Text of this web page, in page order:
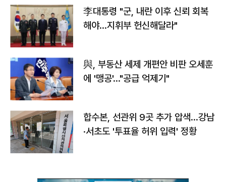
李대통령 "군, 내란 이후 신뢰 회복
해야…지휘부 헌신해달라"
與, 부동산 세제 개편안 비판 오세훈
에 '맹공'…"공급 억제기"
합수본, 선관위 9곳 추가 압색…강남
·서초도 '투표율 허위 입력' 정황